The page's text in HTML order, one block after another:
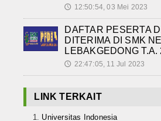
🕔 12:50:54, 03 Mei 2023
DAFTAR PESERTA
DITERIMA DI SMK
LEBAKGEDONG T.A.
🕔 22:47:05, 11 Jul 2023
LINK TERKAIT
Universitas Indonesia